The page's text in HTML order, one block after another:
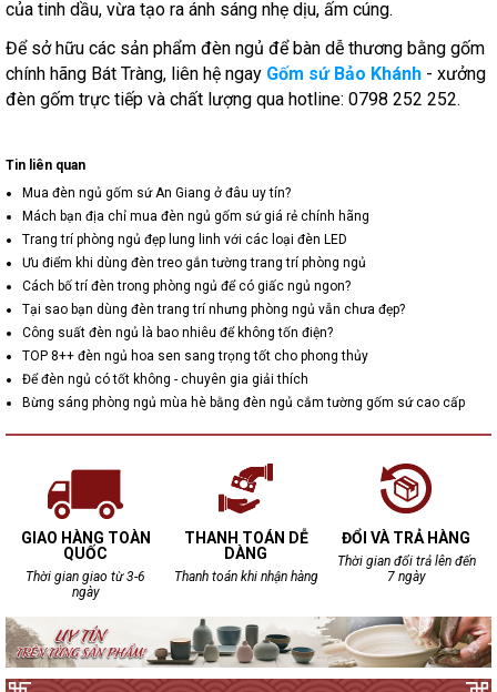
của tinh dầu, vừa tạo ra ánh sáng nhẹ dịu, ấm cúng.
Để sở hữu các sản phẩm đèn ngủ để bàn dễ thương bằng gốm
chính hãng Bát Tràng, liên hệ ngay Gốm sứ Bảo Khánh - xưởng
đèn gốm trực tiếp và chất lượng qua hotline: 0798 252 252.
Tin liên quan
Mua đèn ngủ gốm sứ An Giang ở đâu uy tín?
Mách bạn địa chỉ mua đèn ngủ gốm sứ giá rẻ chính hãng
Trang trí phòng ngủ đẹp lung linh với các loại đèn LED
Ưu điểm khi dùng đèn treo gắn tường trang trí phòng ngủ
Cách bố trí đèn trong phòng ngủ để có giấc ngủ ngon?
Tại sao bạn dùng đèn trang trí nhưng phòng ngủ vẫn chưa đẹp?
Công suất đèn ngủ là bao nhiêu để không tốn điện?
TOP 8++ đèn ngủ hoa sen sang trọng tốt cho phong thủy
Để đèn ngủ có tốt không - chuyên gia giải thích
Bừng sáng phòng ngủ mùa hè bằng đèn ngủ cắm tường gốm sứ cao cấp
GIAO HÀNG TOÀN
QUỐC
Thời gian giao từ 3-6
ngày
THANH TOÁN DỄ
DÀNG
Thanh toán khi nhận hàng
ĐỔI VÀ TRẢ HÀNG
Thời gian đổi trả lên đến
7 ngày